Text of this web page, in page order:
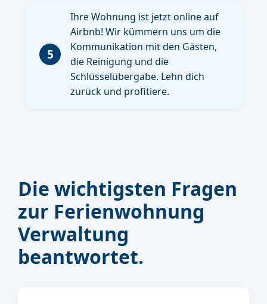
5
Ihre Wohnung ist jetzt online auf
Airbnb! Wir kümmern uns um die
Kommunikation mit den Gästen,
die Reinigung und die
Schlüsselübergabe. Lehn dich
zurück und profitiere.
Die wichtigsten Fragen
zur Ferienwohnung
Verwaltung
beantwortet.